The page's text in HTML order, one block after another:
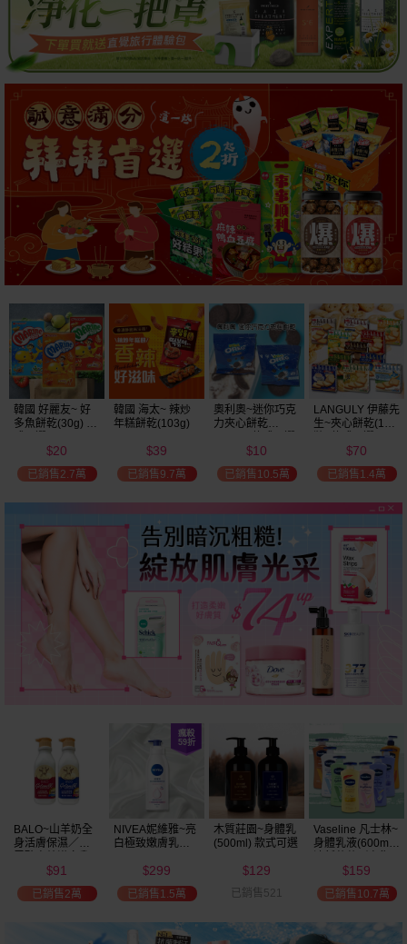
韓國 好麗友~ 好
多魚餅乾(30g) 款
$20
已銷售2.7萬
韓國 海太~ 辣炒
年糕餅乾(103g)
$39
已銷售9.7萬
奧利奧~迷你巧克
力夾心餅乾
美式賣場熱銷
$10
已銷售10.5萬
LANGULY 伊藤先
生~夾心餅乾(1盒
$70
已銷售1.4萬
BALO~山羊奶全
身活膚保濕／玻
液(550ml) 款式可
選
$91
已銷售2萬
NIVEA妮維雅~亮
白極致嫩膚乳液
$299
已銷售1.5萬
木質莊園~身體乳
(500ml) 款式可選
$129
已銷售521
Vaseline 凡士林~
身體乳液(600ml)
保濕鎖水／全方
位保濕鎖水／可
可油／薰衣草／
+E 款式可選
$159
已銷售10.7萬